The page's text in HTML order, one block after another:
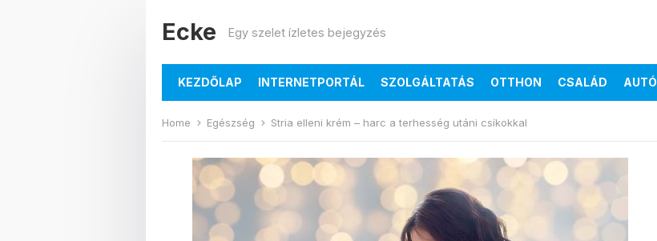
Ecke Egy szelet ízletes bejegyzés
KEZDŐLAP INTERNETPORTÁL SZOLGÁLTATÁS OTTHON CSALÁD AUTÓ
Home Egészség Stria elleni krém – harc a terhesség utáni csíkokkal